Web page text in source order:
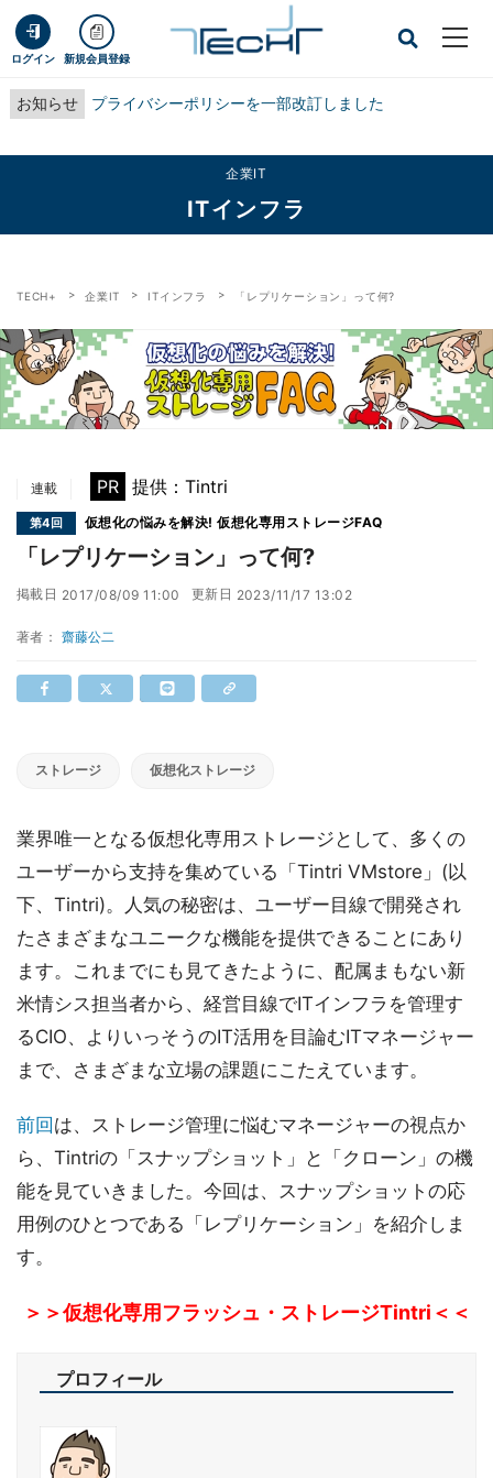
ログイン 新規会員登録
お知らせ プライバシーポリシーを一部改訂しました
企業IT
ITインフラ
TECH+ 企業IT ITインフラ 「レプリケーション」って何?
連載 PR 提供：Tintri
第4回 仮想化の悩みを解決! 仮想化専用ストレージFAQ
「レプリケーション」って何?
掲載日 2017/08/09 11:00 更新日 2023/11/17 13:02
著者： 齋藤公二
ストレージ 仮想化ストレージ
業界唯一となる仮想化専用ストレージとして、多くの
ユーザーから支持を集めている「Tintri VMstore」(以
下、Tintri)。人気の秘密は、ユーザー目線で開発され
たさまざまなユニークな機能を提供できることにあり
ます。これまでにも見てきたように、配属まもない新
米情シス担当者から、経営目線でITインフラを管理す
るCIO、よりいっそうのIT活用を目論むITマネージャー
まで、さまざまな立場の課題にこたえています。
前回 は、ストレージ管理に悩むマネージャーの視点か
ら、Tintriの「スナップショット」と「クローン」の機
能を見ていきました。今回は、スナップショットの応
用例のひとつである「レプリケーション」を紹介しま
す。
＞＞仮想化専用フラッシュ・ストレージTintri＜＜
プロフィール